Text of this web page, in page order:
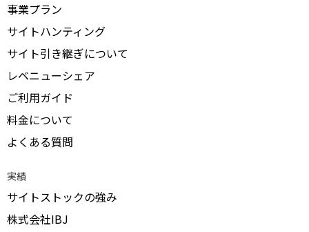
事業プラン
サイトハンティング
サイト引き継ぎについて
レベニューシェア
ご利用ガイド
料金について
よくある質問
実績
サイトストックの強み
株式会社IBJ